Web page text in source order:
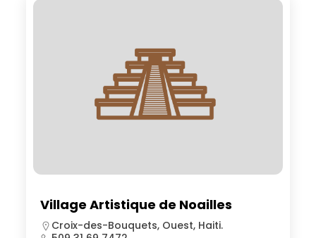
Village Artistique de Noailles
Croix-des-Bouquets, Ouest, Haiti.